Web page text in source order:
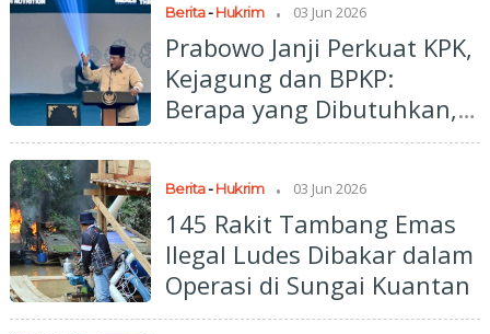
Berita-Hukrim 03 Jun 2026
Prabowo Janji Perkuat KPK,
Kejagung dan BPKP:
Berapa yang Dibutuhkan,
Saya Penuhi
Berita-Hukrim . 03 Jun 2026
145 Rakit Tambang Emas
Ilegal Ludes Dibakar dalam
Operasi di Sungai Kuantan